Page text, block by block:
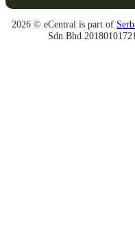
2026 © eCentral is part of
Sdn Bhd